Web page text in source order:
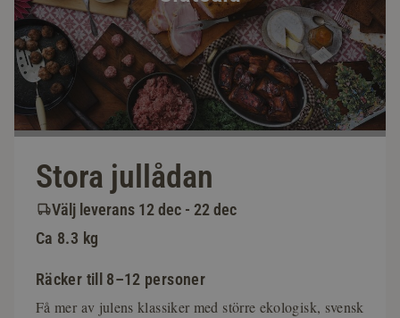
Stora jullådan
Välj leverans 12 dec - 22 dec
Ca 8.3 kg
Räcker till 8–12 personer
Få mer av julens klassiker med större ekologisk, svensk